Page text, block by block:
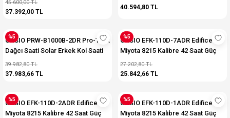
45.600,00 TL
37.392,00 TL
40.594,80 TL
%5
CASIO PRW-B1000B-2DR Pro-Trek
Dağcı Saati Solar Erkek Kol Saati
39.982,80 TL
37.983,66 TL
%5
CASIO EFK-110D-7ADR Edifice
Miyota 8215 Kalibre 42 Saat Güç
Rezervli Otomatik Erkek Kol Saati
27.202,80 TL
25.842,66 TL
%5
CASIO EFK-110D-2ADR Edifice
Miyota 8215 Kalibre 42 Saat Güç
%5
CASIO EFK-110D-1ADR Edifice
Miyota 8215 Kalibre 42 Saat Güç